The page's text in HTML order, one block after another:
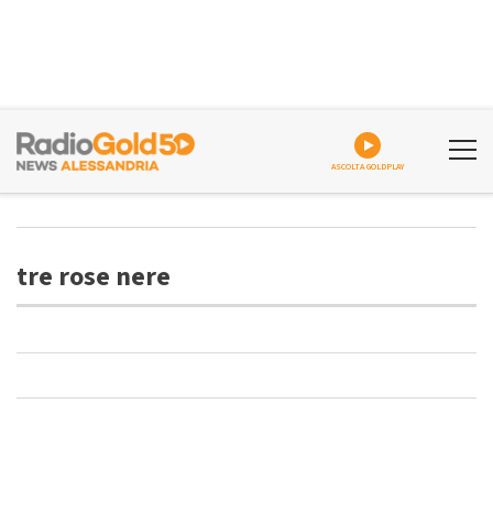
ASCOLTA GOLDPLAY
tre rose nere